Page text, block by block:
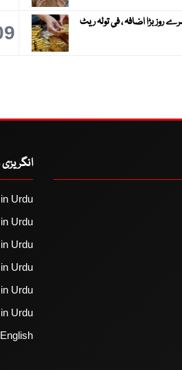
بڑا اضافہ ، فی تولہ ریٹ
Urdu
Urdu
Urdu
Urdu
Urdu
Urdu